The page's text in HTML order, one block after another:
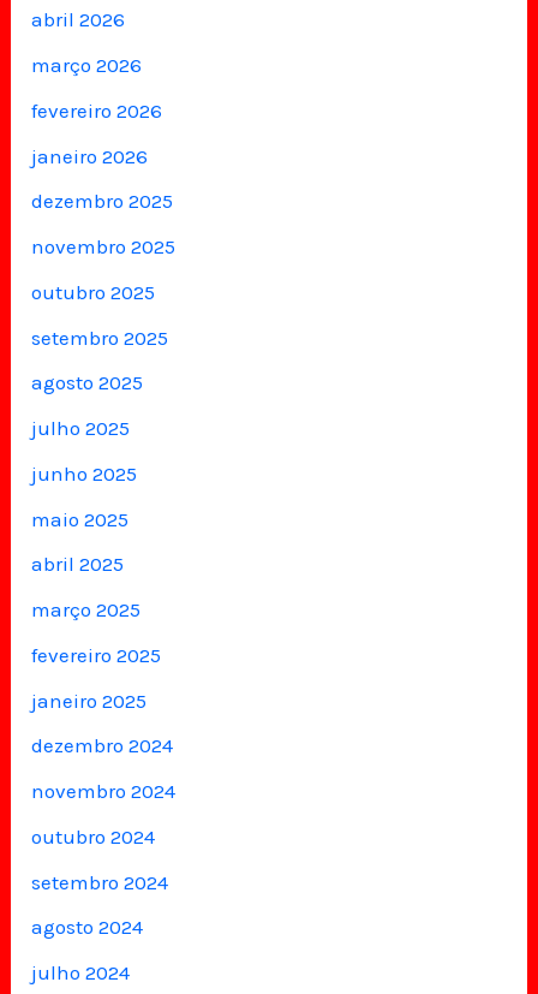
abril 2026
março 2026
fevereiro 2026
janeiro 2026
dezembro 2025
novembro 2025
outubro 2025
setembro 2025
agosto 2025
julho 2025
junho 2025
maio 2025
abril 2025
março 2025
fevereiro 2025
janeiro 2025
dezembro 2024
novembro 2024
outubro 2024
setembro 2024
agosto 2024
julho 2024